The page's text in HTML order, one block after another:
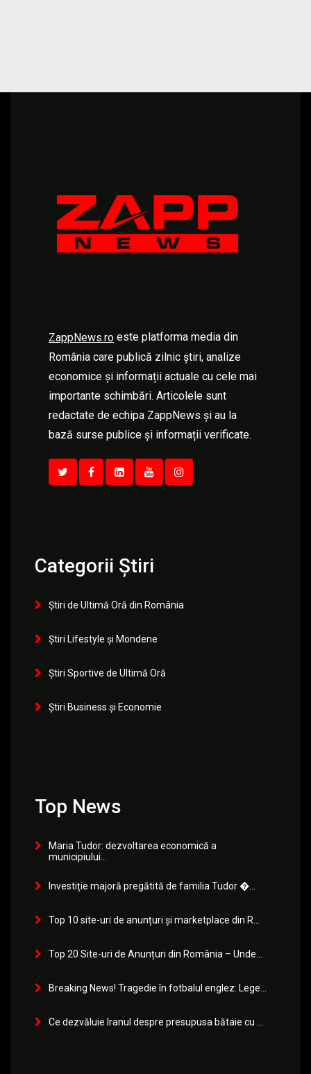
ZappNews.ro este platforma media din
România care publică zilnic știri, analize
economice și informații actuale cu cele mai
importante schimbări. Articolele sunt
redactate de echipa ZappNews și au la
bază surse publice și informații verificate.
Categorii Știri
Știri de Ultimă Oră din România
Știri Lifestyle și Mondene
Știri Sportive de Ultimă Oră
Știri Business și Economie
Top News
Maria Tudor: dezvoltarea economică a
municipiului...
Investiție majoră pregătită de familia Tudor �...
Top 10 site-uri de anunțuri și marketplace din R...
Top 20 Site-uri de Anunțuri din România – Unde...
Breaking News! Tragedie în fotbalul englez: Lege...
Ce dezvăluie Iranul despre presupusa bătaie cu ...